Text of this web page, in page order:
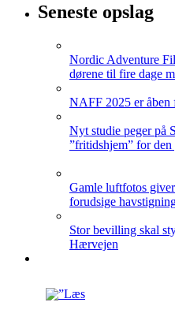
Seneste opslag
Nordic Adventure
dørene til fire dage
NAFF 2025 er åben
Nyt studie peger på
”fritidshjem” for
Gamle luftfotos
forudsige
Stor bevilling skal
Hærvejen